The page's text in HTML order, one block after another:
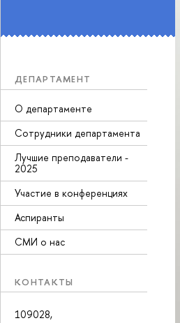
ДЕПАРТАМЕНТ
О департаменте
Сотрудники департамента
Лучшие преподаватели -
2025
Участие в конференциях
Аспиранты
СМИ о нас
КОНТАКТЫ
109028,